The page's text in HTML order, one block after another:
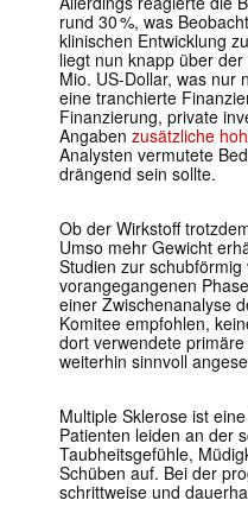
rund 30 %, was
klinischen Entwicklung
liegt nun knapp über
Mio. US-Dollar, was nur
eine tranchierte
Finanzierung, private
Angaben zusätzliche
Analysten vermutete
drängend sein sollte.
Ob der Wirkstoff
Umso mehr Gewicht
Studien zur
vorangegangenen
einer Zwischenanalyse
Komitee empfohlen,
dort verwendete
weiterhin sinnvoll
Multiple Sklerose ist
Patienten leiden an der
Taubheitsgefühle,
Schüben auf. Bei der
schrittweise und